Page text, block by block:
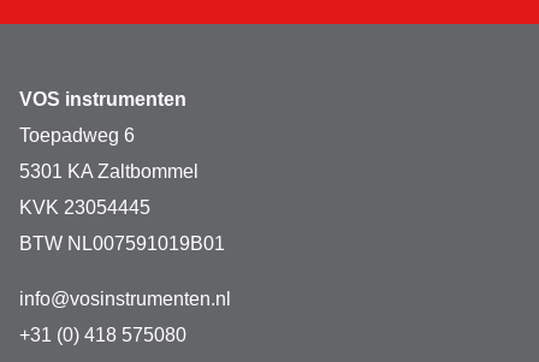
VOS instrumenten
Toepadweg 6
5301 KA Zaltbommel
KVK 23054445
BTW NL007591019B01
info@vosinstrumenten.nl
+31 (0) 418 575080